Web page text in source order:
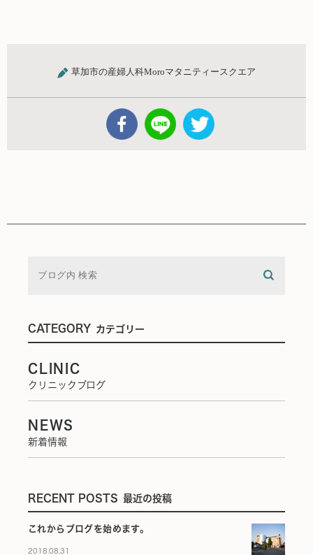
草加市の産婦人科Moroマタニティースクエア
CATEGORY カテゴリー
CLINIC
クリニックブログ
NEWS
新着情報
RECENT POSTS 最近の投稿
これからブログを始めます。
2018.08.31